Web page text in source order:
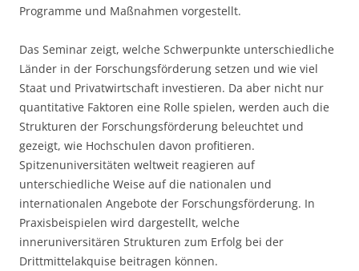
Programme und Maßnahmen vorgestellt.
Das Seminar zeigt, welche Schwerpunkte unterschiedliche
Länder in der Forschungsförderung setzen und wie viel
Staat und Privatwirtschaft investieren. Da aber nicht nur
quantitative Faktoren eine Rolle spielen, werden auch die
Strukturen der Forschungsförderung beleuchtet und
gezeigt, wie Hochschulen davon profitieren.
Spitzenuniversitäten weltweit reagieren auf
unterschiedliche Weise auf die nationalen und
internationalen Angebote der Forschungsförderung. In
Praxisbeispielen wird dargestellt, welche
inneruniversitären Strukturen zum Erfolg bei der
Drittmittelakquise beitragen können.